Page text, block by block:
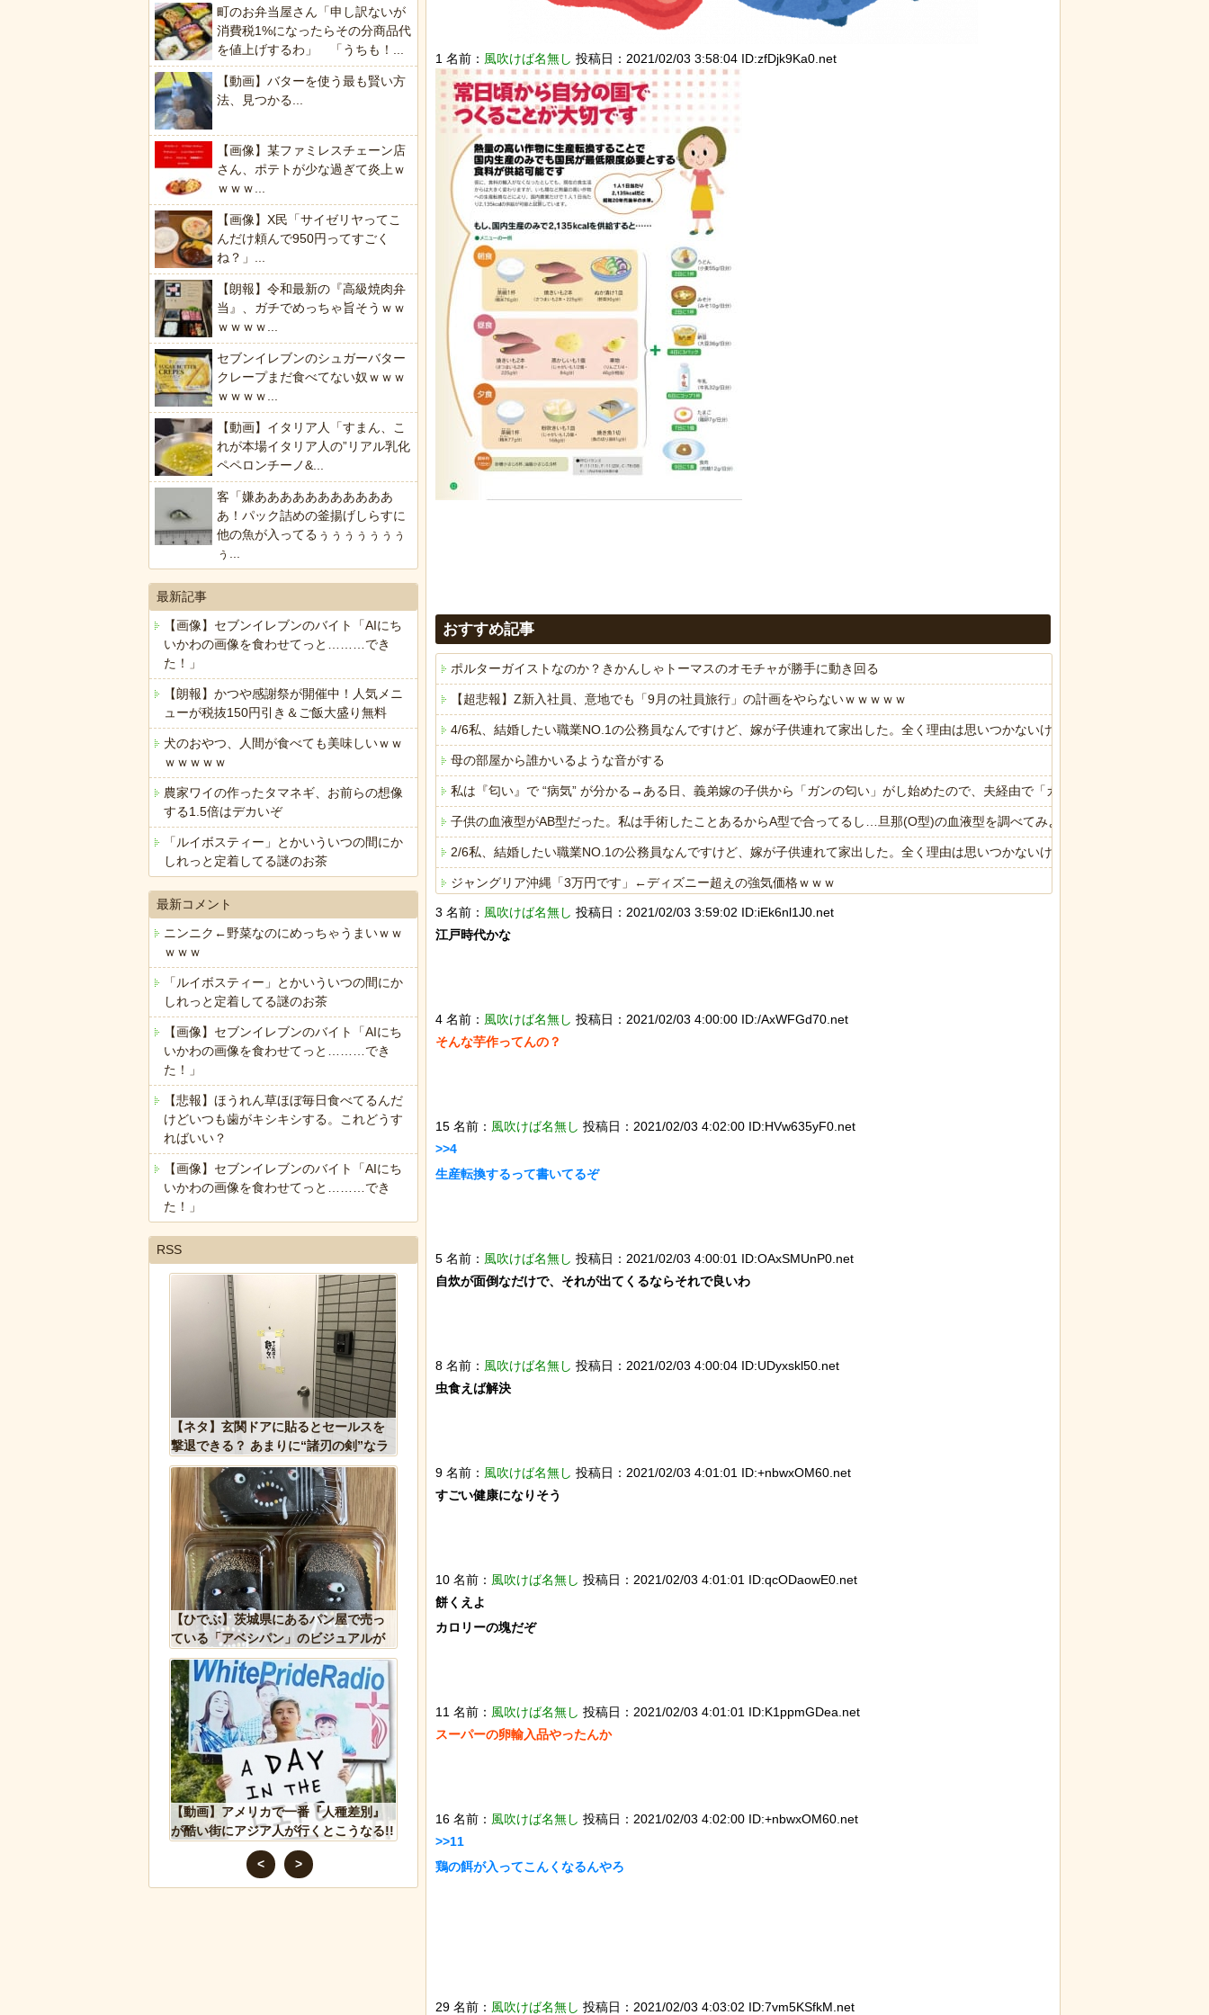
1 名前： 風吹けば名無し 投稿日：2021/02/03 3:58:04 ID:zfDjk9Ka0.net
おすすめ記事
ポルターガイストなのか？きかんしゃトーマスのオモチャが勝手に動き回る
【超悲報】Z新入社員、意地でも「9月の社員旅行」の計画をやらないｗｗｗｗｗ
4/6私、結婚したい職業NO.1の公務員なんですけど、嫁が子供連れて家出した。全く理由は思いつかないけど強いてあげるとすれば
母の部屋から誰かいるような音がする
私は『匂い』で “病気” が分かる→ある日、義弟嫁の子供から「ガンの匂い」がし始めたので、夫経由で「ガンではないか」と伝えた
子供の血液型がAB型だった。私は手術したことあるからA型で合ってるし…旦那(O型)の血液型を調べてみよう」→ 結果・・・
2/6私、結婚したい職業NO.1の公務員なんですけど、嫁が子供連れて家出した。全く理由は思いつかないけど強いてあげるとすれば
ジャングリア沖縄「3万円です」←ディズニー超えの強気価格ｗｗｗ
【急増】「外国人受け入れ反対」56.3％に わずか2年で20.7ポイント増、東大調査「若い世代ほど増加」
海外「日本人はなんて気高いんだ！」 英高級紙も驚愕した極限の中の日本人の姿に世界が衝撃
3 名前： 風吹けば名無し 投稿日：2021/02/03 3:59:02 ID:iEk6nl1J0.net
江戸時代かな
4 名前： 風吹けば名無し 投稿日：2021/02/03 4:00:00 ID:/AxWFGd70.net
そんな芋作ってんの？
15 名前： 風吹けば名無し 投稿日：2021/02/03 4:02:00 ID:HVw635yF0.net
>>4
生産転換するって書いてるぞ
5 名前： 風吹けば名無し 投稿日：2021/02/03 4:00:01 ID:OAxSMUnP0.net
自炊が面倒なだけで、それが出てくるならそれで良いわ
8 名前： 風吹けば名無し 投稿日：2021/02/03 4:00:04 ID:UDyxskl50.net
虫食えば解決
9 名前： 風吹けば名無し 投稿日：2021/02/03 4:01:01 ID:+nbwxOM60.net
すごい健康になりそう
10 名前： 風吹けば名無し 投稿日：2021/02/03 4:01:01 ID:qcODaowE0.net
餅くえよ
カロリーの塊だぞ
11 名前： 風吹けば名無し 投稿日：2021/02/03 4:01:01 ID:K1ppmGDea.net
スーパーの卵輸入品やったんか
16 名前： 風吹けば名無し 投稿日：2021/02/03 4:02:00 ID:+nbwxOM60.net
>>11
鶏の餌が入ってこんくなるんやろ
29 名前： 風吹けば名無し 投稿日：2021/02/03 4:03:02 ID:7vm5KSfkM.net
町のお弁当屋さん「申し訳ないが
消費税1%になったらその分商品代
を値上げするわ」 「うちも！...
【動画】バターを使う最も賢い方
法、見つかる...
【画像】某ファミレスチェーン店
さん、ポテトが少な過ぎて炎上ｗ
ｗｗｗ...
【画像】X民「サイゼリヤってこ
んだけ頼んで950円ってすごく
ね？」...
【朗報】令和最新の『高級焼肉弁
当』、ガチでめっちゃ旨そうｗｗ
ｗｗｗｗ...
セブンイレブンのシュガーバター
クレープまだ食べてない奴ｗｗｗ
ｗｗｗｗ...
【動画】イタリア人「すまん、こ
れが本場イタリア人の”リアル乳化
ペペロンチーノ&...
客「嫌あああああああああああ
あ！パック詰めの釜揚げしらすに
他の魚が入ってるぅぅぅぅぅぅぅ
ぅ...
最新記事
【画像】セブンイレブンのバイト「AIにち
いかわの画像を食わせてっと………でき
た！」
【朗報】かつや感謝祭が開催中！人気メニ
ューが税抜150円引き＆ご飯大盛り無料
犬のおやつ、人間が食べても美味しいｗｗ
ｗｗｗｗｗ
農家ワイの作ったタマネギ、お前らの想像
する1.5倍はデカいぞ
「ルイボスティー」とかいういつの間にか
しれっと定着してる謎のお茶
最新コメント
ニンニク←野菜なのにめっちゃうまいｗｗ
ｗｗｗ
「ルイボスティー」とかいういつの間にか
しれっと定着してる謎のお茶
【画像】セブンイレブンのバイト「AIにち
いかわの画像を食わせてっと………でき
た！」
【悲報】ほうれん草ほぼ毎日食べてるんだ
けどいつも歯がキシキシする。これどうす
ればいい？
【画像】セブンイレブンのバイト「AIにち
いかわの画像を食わせてっと………でき
た！」
RSS
【ネタ】玄関ドアに貼るとセールスを
撃退できる？ あまりに“諸刃の剣”なラ
イフハックが話題にｗ
【ひでぶ】茨城県にあるパン屋で売っ
ている「アベシパン」のビジュアルが
悪夢すぎるｗｗｗｗｗ
【動画】アメリカで一番『人種差別』
が酷い街にアジア人が行くとこうなる!!
【動画】大阪人、だんじりにぶっ潰さ
れる
【画像】ディズニー『リトル・マーメ
イド』実写版のポスターがヤバイ！地
獄の黙示録みたい
チャットGPTで「デーモン小暮」を調
べた結果
「マンデラ効果」という集団的な事実
と異なる思い込み、ガチで怖過ぎるｗ
<
>